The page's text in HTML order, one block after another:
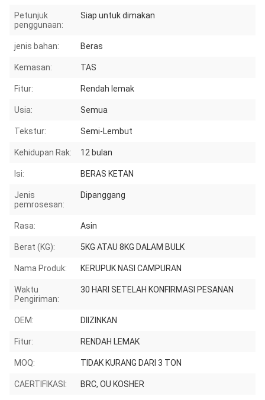
Petunjuk
penggunaan:
Siap untuk dimakan
jenis bahan: Beras
Kemasan: TAS
Fitur: Rendah lemak
Usia: Semua
Tekstur: Semi-Lembut
Kehidupan Rak: 12 bulan
Isi: BERAS KETAN
Jenis
pemrosesan:
Dipanggang
Rasa: Asin
Berat (KG): 5KG ATAU 8KG DALAM BULK
Nama Produk: KERUPUK NASI CAMPURAN
Waktu
Pengiriman:
30 HARI SETELAH KONFIRMASI PESANAN
OEM: DIIZINKAN
Fitur: RENDAH LEMAK
MOQ: TIDAK KURANG DARI 3 TON
CAERTIFIKASI: BRC, OU KOSHER